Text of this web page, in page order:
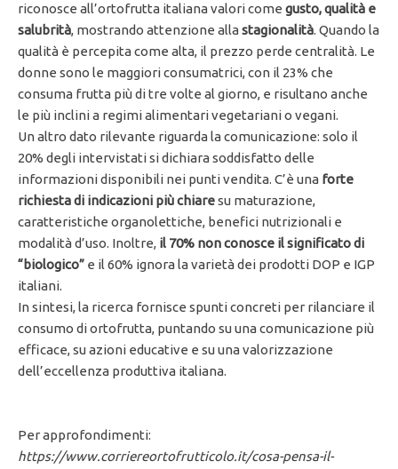
riconosce all’ortofrutta italiana valori come gusto, qualità e
salubrità, mostrando attenzione allastagionalità. Quando la
qualità è percepita come alta, il prezzo perde centralità. Le
donne sono le maggiori consumatrici, con il 23% che
consuma frutta più di tre volte al giorno, e risultano anche
le più inclini a regimi alimentari vegetariani o vegani.
Un altro dato rilevante riguarda la comunicazione: solo il
20% degli intervistati si dichiara soddisfatto delle
informazioni disponibili nei punti vendita. C’è una forte
richiesta di indicazioni più chiaresu maturazione,
caratteristiche organolettiche, benefici nutrizionali e
modalità d’uso. Inoltre, il 70% non conosce il significato di
“biologico” e il 60% ignora la varietà dei prodotti DOP e IGP
italiani.
In sintesi, la ricerca fornisce spunti concreti per rilanciare il
consumo di ortofrutta, puntando su una comunicazione più
efficace, su azioni educative e su una valorizzazione
dell’eccellenza produttiva italiana.
Per approfondimenti:
https://www.corriereortofrutticolo.it/cosa-pensa-il-